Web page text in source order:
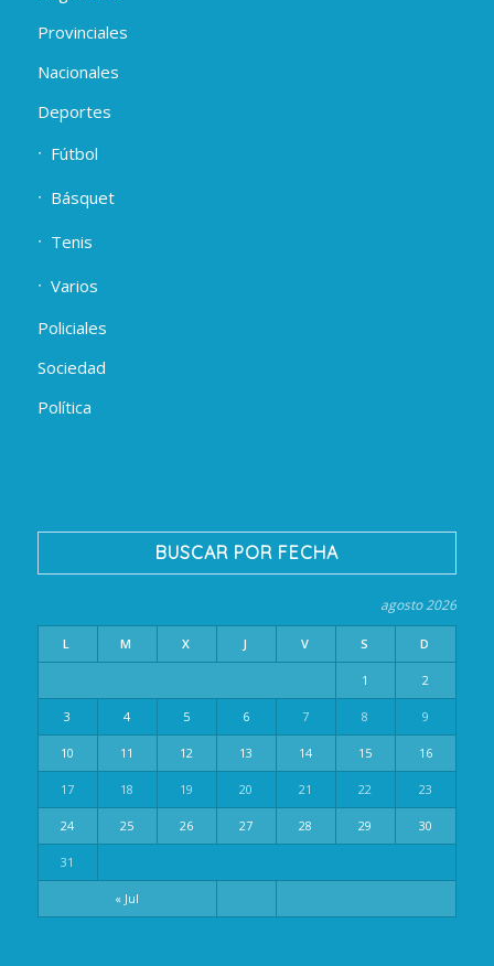
Provinciales
Nacionales
Deportes
Fútbol
Básquet
Tenis
Varios
Policiales
Sociedad
Política
BUSCAR POR FECHA
agosto 2026
L M X J V S D
« Jul
1 2
3 4 5 6 7 8 9
10 11 12 13 14 15 16
17 18 19 20 21 22 23
24 25 26 27 28 29 30
31